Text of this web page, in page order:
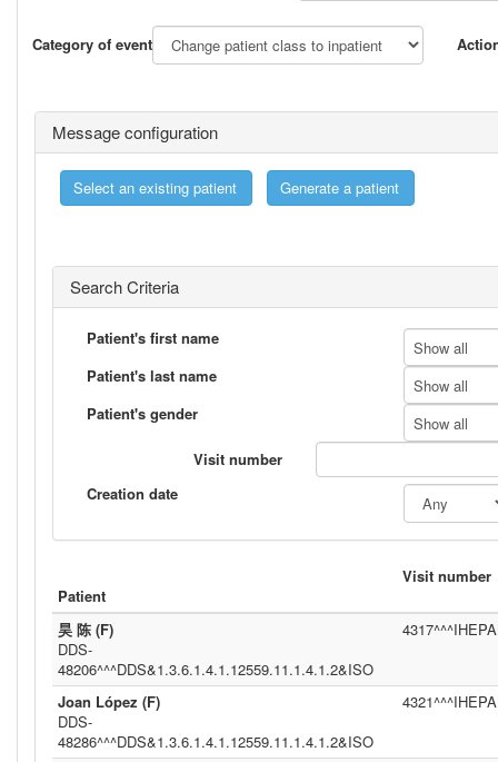
Category of event
Message configuration
Search Criteria
Patient's first name
Show all
Patient's last name
Show all
Patient's gender
Show all
Visit number
Creation date
Patient
Visit number
昊 陈 (F)
DDS-
48206^^^DDS&1.3.6.1.4.1.12559.11.1.4.1.2&ISO
Joan López (F)
DDS-
48286^^^DDS&1.3.6.1.4.1.12559.11.1.4.1.2&ISO